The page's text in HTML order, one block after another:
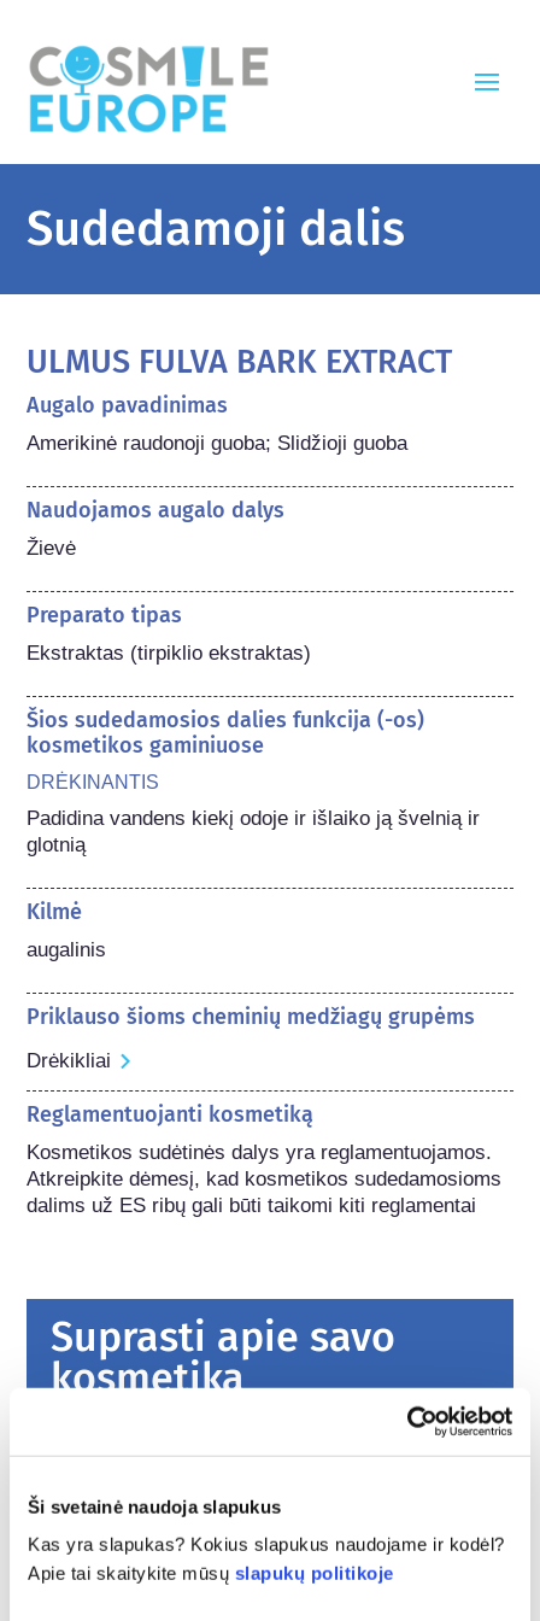
Ši svetainė naudoja slapukus
Kas yra slapukas? Kokius slapukus naudojame ir kodėl?
Apie tai skaitykite mūsų slapukų politikoje
Sudedamoji dalis
ULMUS FULVA BARK EXTRACT
Augalo pavadinimas
Amerikinė raudonoji guoba; Slidžioji guoba
Naudojamos augalo dalys
Žievė
Preparato tipas
Ekstraktas (tirpiklio ekstraktas)
Šios sudedamosios dalies funkcija (-os)
kosmetikos gaminiuose
DRĖKINANTIS
Padidina vandens kiekį odoje ir išlaiko ją švelnią ir
glotnią
Kilmė
augalinis
Priklauso šioms cheminių medžiagų grupėms
Drėkikliai
Reglamentuojanti kosmetiką
Kosmetikos sudėtinės dalys yra reglamentuojamos.
Atkreipkite dėmesį, kad kosmetikos sudedamosioms
dalims už ES ribų gali būti taikomi kiti reglamentai
Suprasti apie savo
kosmetiką
Kaip Europoje užtikrinama kosmetikos
Griežtais įstatymais užtikrinama, kad Europos
Sąjungoje parduodama kosmetika ir asmens
higienos produktai būtų saugūs žmonėms
naudoti. Įmonės, nacionalinės ir Europos